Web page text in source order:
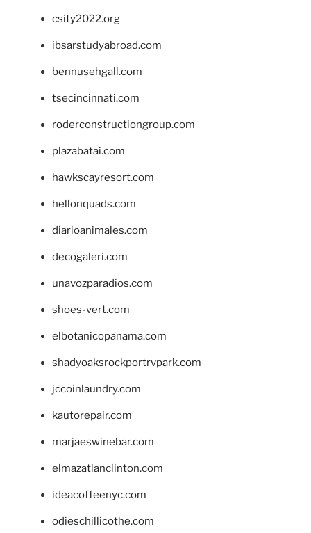
csity2022.org
ibsarstudyabroad.com
bennusehgall.com
tsecincinnati.com
roderconstructiongroup.com
plazabatai.com
hawkscayresort.com
hellonquads.com
diarioanimales.com
decogaleri.com
unavozparadios.com
shoes-vert.com
elbotanicopanama.com
shadyoaksrockportrvpark.com
jccoinlaundry.com
kautorepair.com
marjaeswinebar.com
elmazatlanclinton.com
ideacoffeenyc.com
odieschillicothe.com